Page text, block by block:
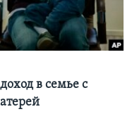
в семье с